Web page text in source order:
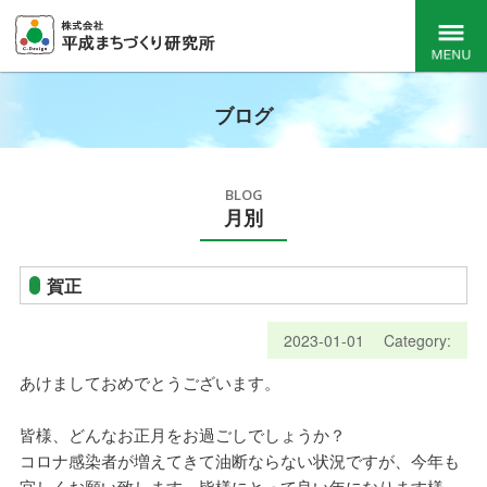
ンサルタント
｜ 平成まちづ
くり研究所
Menu
ブログ
BLOG
月別
賀正
2023-01-01Category:
あけましておめでとうございます。
皆様、どんなお正月をお過ごしでしょうか？
コロナ感染者が増えてきて油断ならない状況ですが、今年も